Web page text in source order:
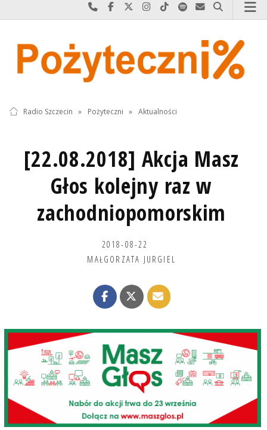
Najlepiej po prostu do nas zadzwoń
Odwiedź nas na Facebook-u
Odwiedź nas na X
Odwiedź nas na Instagram-ie
Odwiedź nas na TikTok-u
Szukaj nas na Spotify
Wyślij do nas
Szukaj
Radio Szczecin » Pożyteczni » Aktualności
[22.08.2018] Akcja Masz
Głos kolejny raz w
zachodniopomorskim
2018-08-22
MAŁGORZATA JURGIEL